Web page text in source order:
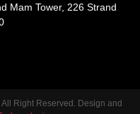
Mam Tower, 226 Strand
Right Reserved. Design and